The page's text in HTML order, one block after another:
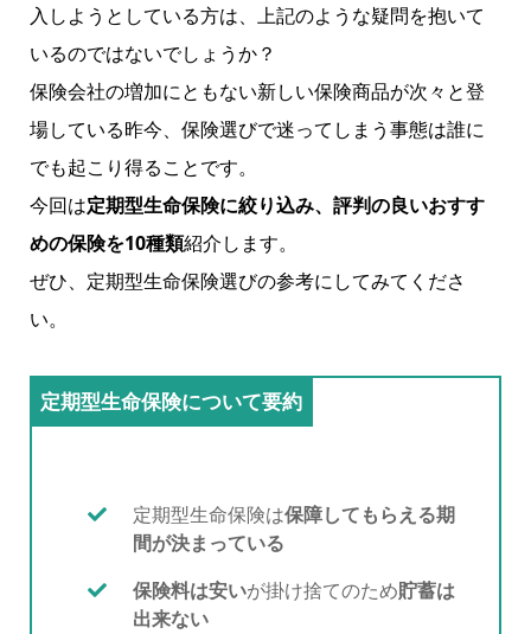
入しようとしている方は、上記のような疑問を抱いて
いるのではないでしょうか？
保険会社の増加にともない新しい保険商品が次々と登
場している昨今、保険選びで迷ってしまう事態は誰に
でも起こり得ることです。
今回は定期型生命保険に絞り込み、評判の良いおすす
めの保険を10種類紹介します。
ぜひ、定期型生命保険選びの参考にしてみてくださ
い。
定期型生命保険について要約
定期型生命保険は保障してもらえる期
間が決まっている
保険料は安いが掛け捨てのため貯蓄は
出来ない